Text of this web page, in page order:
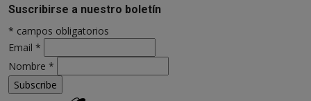
Suscribirse a nuestro boletín
* campos obligatorios
Email *
Nombre *